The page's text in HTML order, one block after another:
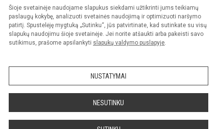
Šioje svetainėje naudojame slapukus siekdami užtikrinti jums teikiamų
paslaugų kokybę, analizuoti svetainės naudojimą ir optimizuoti naršymo
patirtį. Spustelėję mygtuką „Sutinku“, jūs patvirtinate, kad sutinkate su visų
slapukų naudojimu šioje svetainėje. Jei norite atšaukti arba pakeisti savo
sutikimus, prašome apsilankyti slapukų valdymo puslapyje.
NUSTATYMAI
NESUTINKU
saugomos.
Kopijuoti turinį be raštiško įstaigos administracijos sutikimo griežtai draudžiama
Prieinamumo paraiška Slapukų valdymas
Sumanus būdas atnaujinti